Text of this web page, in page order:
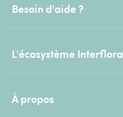
Besoin d'aide ?
L'écosystème Interflora
À propos